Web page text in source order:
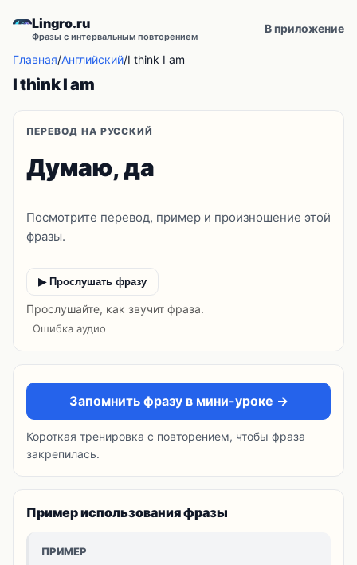
Lingro.ru
Фразы с интервальным повторением
В приложение
Главная/Английский/I think I am
I think I am
ПЕРЕВОД НА РУССКИЙ
Думаю, да
Посмотрите перевод, пример и произношение этой
фразы.
▶ Прослушать фразу
Прослушайте, как звучит фраза.
Ошибка аудио
Запомнить фразу в мини-уроке →
Короткая тренировка с повторением, чтобы фраза
закрепилась.
Пример использования фразы
ПРИМЕР